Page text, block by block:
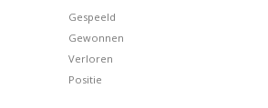
Gespeeld
Gewonnen
Verloren
Positie